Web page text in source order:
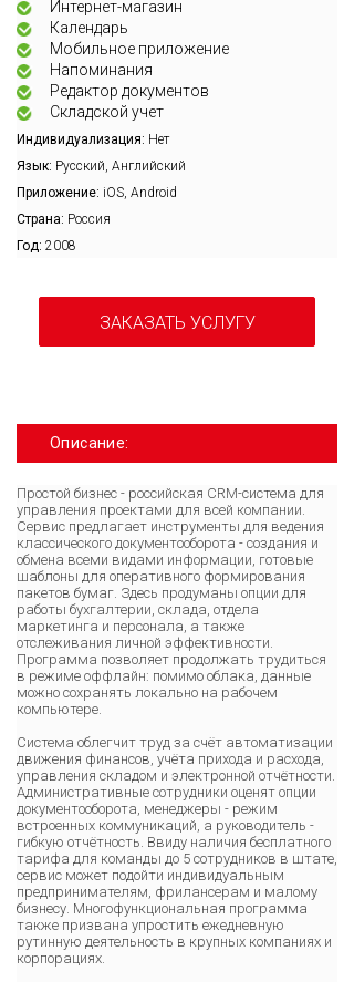
Интернет-магазин
Календарь
Мобильное приложение
Напоминания
Редактор документов
Складской учет
Индивидуализация: Нет
Язык: Русский, Английский
Приложение: iOS, Android
Страна: Россия
Год: 2008
ЗАКАЗАТЬ УСЛУГУ
Описание:
Простой бизнес - российская CRM-система для
управления проектами для всей компании.
Сервис предлагает инструменты для ведения
классического документооборота - создания и
обмена всеми видами информации, готовые
шаблоны для оперативного формирования
пакетов бумаг. Здесь продуманы опции для
работы бухгалтерии, склада, отдела
маркетинга и персонала, а также
отслеживания личной эффективности.
Программа позволяет продолжать трудиться
в режиме оффлайн: помимо облака, данные
можно сохранять локально на рабочем
компьютере.
Система облегчит труд за счёт автоматизации
движения финансов, учёта прихода и расхода,
управления складом и электронной отчётности.
Административные сотрудники оценят опции
документооборота, менеджеры - режим
встроенных коммуникаций, а руководитель -
гибкую отчётность. Ввиду наличия бесплатного
тарифа для команды до 5 сотрудников в штате,
сервис может подойти индивидуальным
предпринимателям, фрилансерам и малому
бизнесу. Многофункциональная программа
также призвана упростить ежедневную
рутинную деятельность в крупных компаниях и
корпорациях.